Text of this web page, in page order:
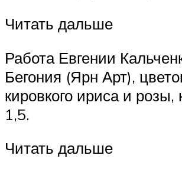
Читать дальше
Работа Евгении
Бегония (Ярн Арт),
кировкого ириса и
1,5.
Читать дальше